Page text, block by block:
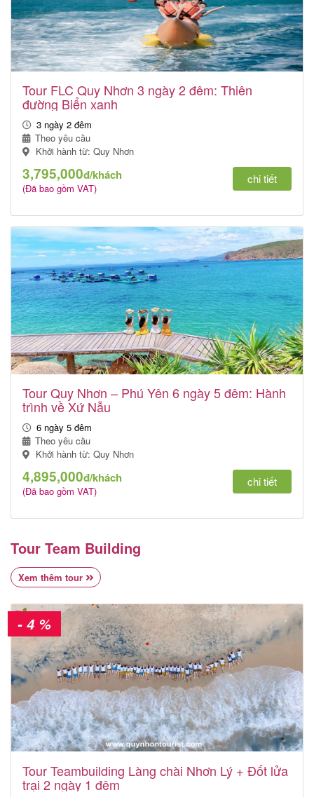
Tour FLC Quy Nhơn 3 ngày 2 đêm: Thiên
đường Biển xanh
3 ngày 2 đêm
Theo yêu cầu
Khởi hành từ: Quy Nhơn
3,795,000đ/khách
(Đã bao gồm VAT)
chi tiết
Tour Quy Nhơn – Phú Yên 6 ngày 5 đêm: Hành
trình về Xứ Nẫu
6 ngày 5 đêm
Theo yêu cầu
Khởi hành từ: Quy Nhơn
4,895,000đ/khách
(Đã bao gồm VAT)
chi tiết
Tour Team Building
Xem thêm tour
- 4 %
Tour Teambuilding Làng chài Nhơn Lý + Đốt lửa
trại 2 ngày 1 đêm